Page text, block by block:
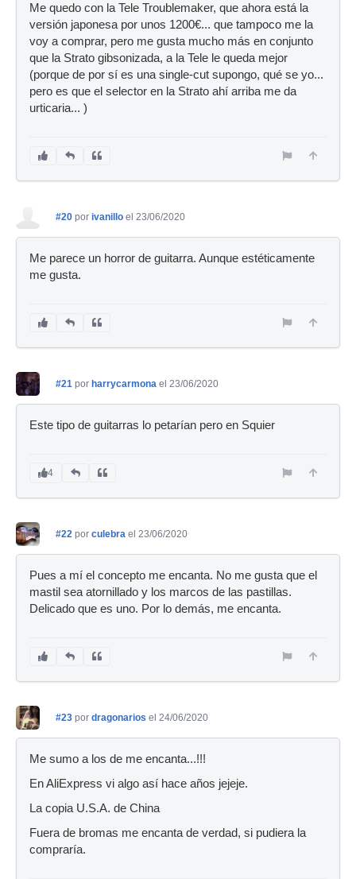
Me quedo con la Tele Troublemaker, que ahora está la
versión japonesa por unos 1200€... que tampoco me la
voy a comprar, pero me gusta mucho más en conjunto
que la Strato gibsonizada, a la Tele le queda mejor
(porque de por sí es una single-cut supongo, qué se yo...
pero es que el selector en la Strato ahí arriba me da
urticaria... )
#20 por ivanillo el 23/06/2020
Me parece un horror de guitarra. Aunque estéticamente
me gusta.
#21 por harrycarmona el 23/06/2020
Este tipo de guitarras lo petarían pero en Squier
4
#22 por culebra el 23/06/2020
Pues a mí el concepto me encanta. No me gusta que el
mastil sea atornillado y los marcos de las pastillas.
Delicado que es uno. Por lo demás, me encanta.
#23 por dragonarios el 24/06/2020
Me sumo a los de me encanta...!!!
En AliExpress vi algo así hace años jejeje.
La copia U.S.A. de China
Fuera de bromas me encanta de verdad, si pudiera la
compraría.